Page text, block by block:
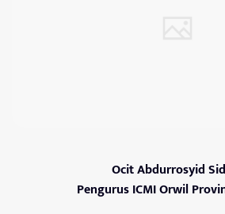
Ocit Abdurrosyid
Pengurus ICMI Orwil